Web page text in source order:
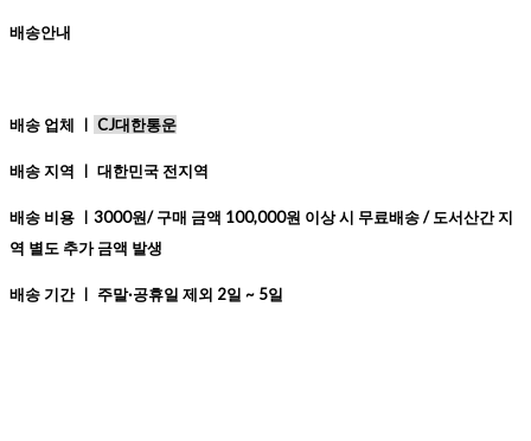
배송안내
배송 업체 ㅣ CJ대한통운
배송 지역 ㅣ 대한민국 전지역
배송 비용 ㅣ3000원/ 구매 금액 100,000원 이상 시 무료배송 / 도서산간 지
역 별도 추가 금액 발생
배송 기간 ㅣ 주말·공휴일 제외 2일 ~ 5일